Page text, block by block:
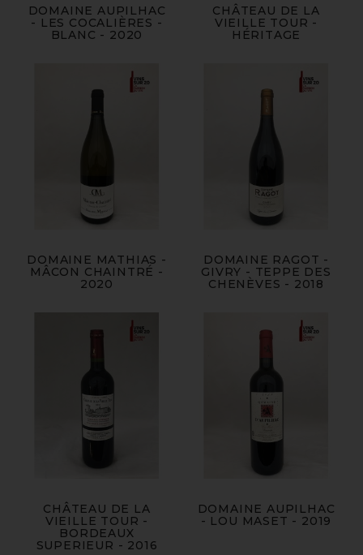
DOMAINE AUPILHAC
- LES COCALIÈRES -
BLANC - 2020
CHÂTEAU DE LA
VIEILLE TOUR -
HÉRITAGE
DOMAINE MATHIAS -
MÂCON CHAINTRÉ -
2020
DOMAINE RAGOT -
GIVRY - TEPPE DES
CHENÈVES - 2018
CHÂTEAU DE LA
VIEILLE TOUR -
BORDEAUX
SUPERIEUR - 2016
DOMAINE AUPILHAC
- LOU MASET - 2019